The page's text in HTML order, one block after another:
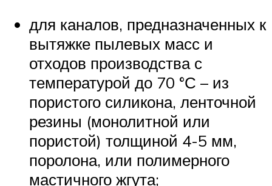
для каналов, предназначенных к
вытяжке пылевых масс и
отходов производства с
температурой до 70 °С – из
пористого силикона, ленточной
резины (монолитной или
пористой) толщиной 4-5 мм,
поролона, или полимерного
мастичного жгута;